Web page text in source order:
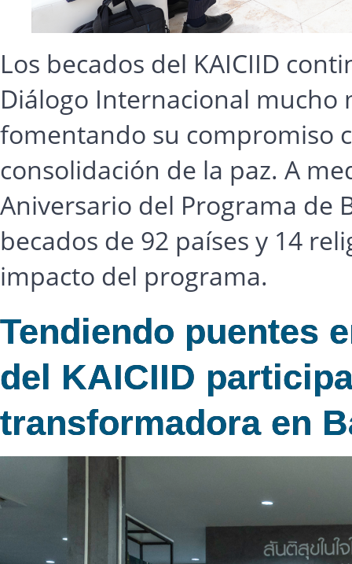
Los becados del KAICIID
Diálogo Internacional mucho
fomentando su compromiso
consolidación de la paz. A
Aniversario del Programa de
becados de 92 países y 14
impacto del programa.
Tendiendo puentes
del KAICIID
transformadora en